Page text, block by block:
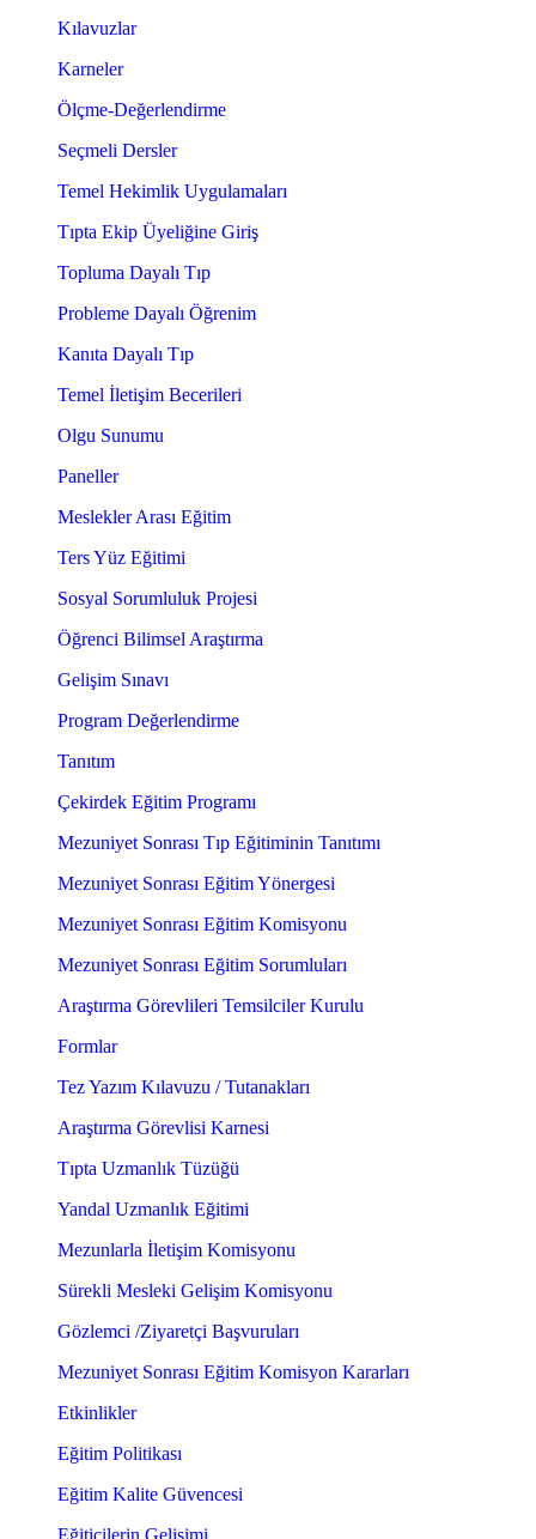
Kılavuzlar
Karneler
Ölçme-Değerlendirme
Seçmeli Dersler
Temel Hekimlik Uygulamaları
Tıpta Ekip Üyeliğine Giriş
Topluma Dayalı Tıp
Probleme Dayalı Öğrenim
Kanıta Dayalı Tıp
Temel İletişim Becerileri
Olgu Sunumu
Paneller
Meslekler Arası Eğitim
Ters Yüz Eğitimi
Sosyal Sorumluluk Projesi
Öğrenci Bilimsel Araştırma
Gelişim Sınavı
Program Değerlendirme
Tanıtım
Çekirdek Eğitim Programı
Mezuniyet Sonrası Tıp Eğitiminin Tanıtımı
Mezuniyet Sonrası Eğitim Yönergesi
Mezuniyet Sonrası Eğitim Komisyonu
Mezuniyet Sonrası Eğitim Sorumluları
Araştırma Görevlileri Temsilciler Kurulu
Formlar
Tez Yazım Kılavuzu / Tutanakları
Araştırma Görevlisi Karnesi
Tıpta Uzmanlık Tüzüğü
Yandal Uzmanlık Eğitimi
Mezunlarla İletişim Komisyonu
Sürekli Mesleki Gelişim Komisyonu
Gözlemci /Ziyaretçi Başvuruları
Mezuniyet Sonrası Eğitim Komisyon Kararları
Etkinlikler
Eğitim Politikası
Eğitim Kalite Güvencesi